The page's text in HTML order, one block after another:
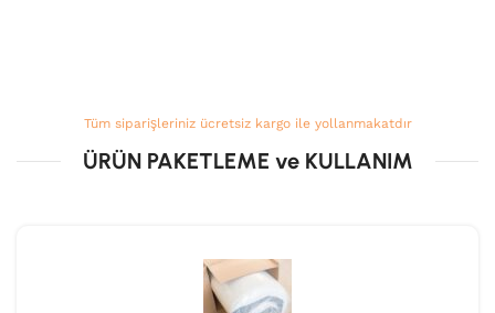
Tüm siparişleriniz ücretsiz kargo ile yollanmakatdır
ÜRÜN PAKETLEME ve KULLANIM